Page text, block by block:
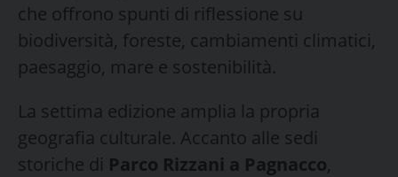
che offrono spunti di riflessione su
biodiversità, foreste, cambiamenti climatici,
paesaggio, mare e sostenibilità.
La settima edizione amplia la propria
geografia culturale. Accanto alle sedi
storiche di Parco Rizzani a Pagnacco,